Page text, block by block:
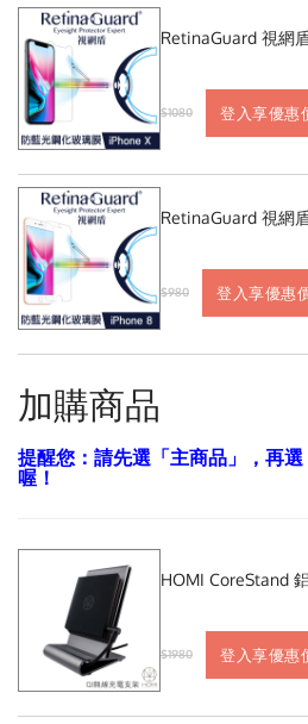
RetinaGuard 視網
$1080 登入享優惠
RetinaGuard 視網
$980 登入享優惠
加購商品
提醒您：請先選「主商品」，再
喔！
HOMI CoreStand
$1980 登入享優惠